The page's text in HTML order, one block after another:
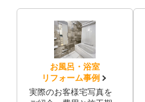
お風呂・浴室
リフォーム事例
実際のお客様宅写真を